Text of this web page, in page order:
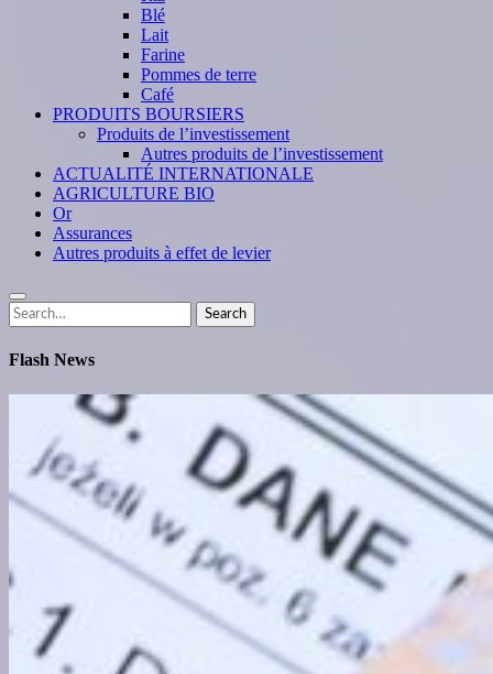
Blé
Lait
Farine
Pommes de terre
Café
PRODUITS BOURSIERS
Produits de l’investissement
Autres produits de l’investissement
ACTUALITÉ INTERNATIONALE
AGRICULTURE BIO
Or
Assurances
Autres produits à effet de levier
Search
for:
Search
Flash News